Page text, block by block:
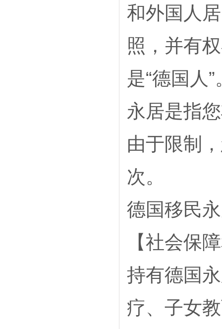
和外国人
照，并有
是“德国人”
永居是指
由于限制
次。
德国移民
【社会保
持有德国
疗、子女